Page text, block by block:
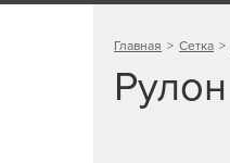
Главная Сетка